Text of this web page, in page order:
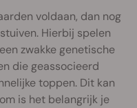
voldaan, dan nog
Hierbij spelen
zwakke genetische
die geassocieerd
toppen. Dit kan
is het belangrijk je